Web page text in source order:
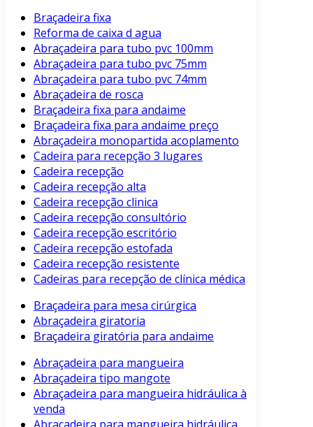
Braçadeira fixa
Reforma de caixa d agua
Abraçadeira para tubo pvc 100mm
Abraçadeira para tubo pvc 75mm
Abraçadeira para tubo pvc 74mm
Abraçadeira de rosca
Braçadeira fixa para andaime
Braçadeira fixa para andaime preço
Abraçadeira monopartida acoplamento
Cadeira para recepção 3 lugares
Cadeira recepção
Cadeira recepção alta
Cadeira recepção clinica
Cadeira recepção consultório
Cadeira recepção escritório
Cadeira recepção estofada
Cadeira recepção resistente
Cadeiras para recepção de clínica médica
Braçadeira para mesa cirúrgica
Abraçadeira giratoria
Braçadeira giratória para andaime
Abraçadeira para mangueira
Abraçadeira tipo mangote
Abraçadeira para mangueira hidráulica à
venda